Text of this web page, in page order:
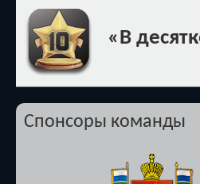
«В
Спонсоры команды